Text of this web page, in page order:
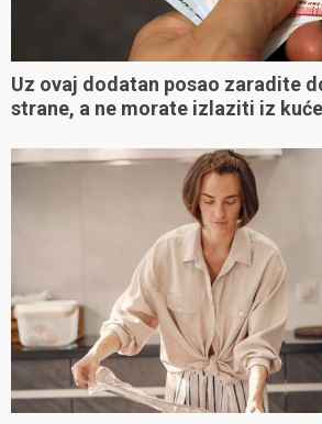
Uz ovaj dodatan posao zaradite
strane, a ne morate izlaziti iz kuće